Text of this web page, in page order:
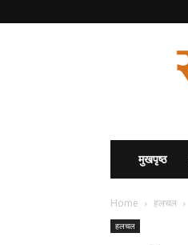
मुखपृष्ठ
Home हलचल
हलचल